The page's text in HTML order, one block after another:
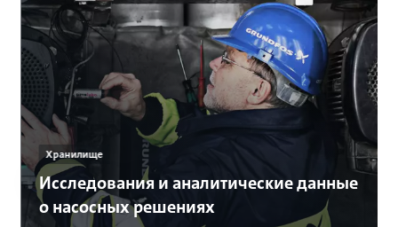
Хранилище
Исследования и аналитические данные
о насосных решениях